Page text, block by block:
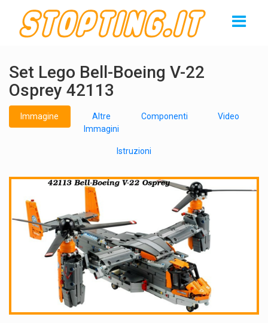
Set Lego Bell-Boeing V-22
Osprey 42113
Immagine
Altre
Immagini
Componenti Video
Istruzioni